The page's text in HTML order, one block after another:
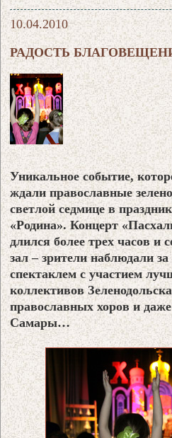
10.04.2010
РАДОСТЬ
Уникальное событие,
ждали православные
cветлой седмице в
«Родина». Концерт
длился более трех часов и
зал – зрители наблюдали
спектаклем с участием
коллективов
православных хоров и
Самары…